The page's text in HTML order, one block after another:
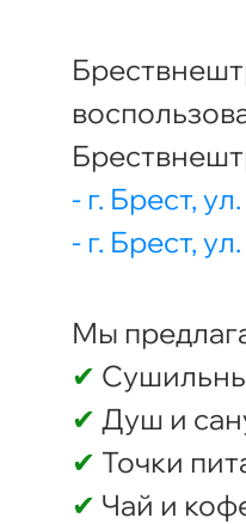
- г. Брест,
- г. Брест,
Мы
✔
✔ Душ и
✔ Точки
✔ Чай и